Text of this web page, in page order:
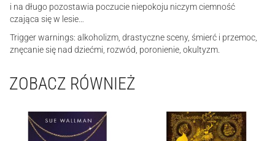
i na długo pozostawia poczucie niepokoju niczym ciemność
czająca się w lesie…
Trigger warnings: alkoholizm, drastyczne sceny, śmierć i przemoc,
znęcanie się nad dziećmi, rozwód, poronienie, okultyzm.
ZOBACZ RÓWNIEŻ